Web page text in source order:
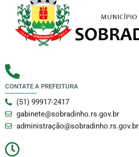
CONTATE A PREFEITURA
(51) 99917-2417
gabinete@sobradinho.rs.gov.br
administração@sobradinho.rs.gov.br